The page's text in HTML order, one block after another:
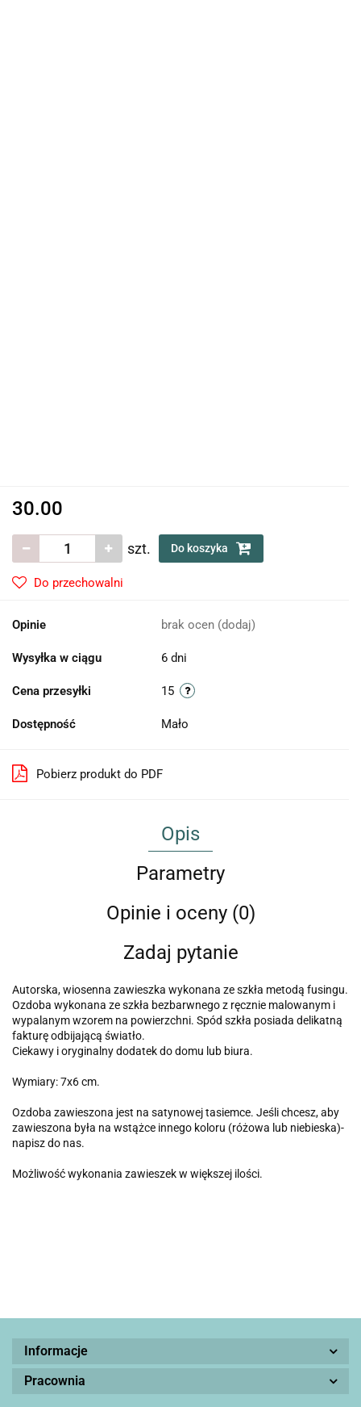
30.00
szt. Do koszyka
Do przechowalni
Opinie brak ocen (dodaj)
Wysyłka w ciągu 6 dni
Cena przesyłki 15
Dostępność Mało
Pobierz produkt do PDF
Opis
Parametry
Opinie i oceny (0)
Zadaj pytanie
Autorska, wiosenna zawieszka wykonana ze szkła metodą fusingu.
Ozdoba wykonana ze szkła bezbarwnego z ręcznie malowanym i
wypalanym wzorem na powierzchni. Spód szkła posiada delikatną
fakturę odbijającą światło.
Ciekawy i oryginalny dodatek do domu lub biura.
Wymiary: 7x6 cm.
Ozdoba zawieszona jest na satynowej tasiemce. Jeśli chcesz, aby
zawieszona była na wstążce innego koloru (różowa lub niebieska)-
napisz do nas.
Możliwość wykonania zawieszek w większej ilości.
Informacje
Pracownia